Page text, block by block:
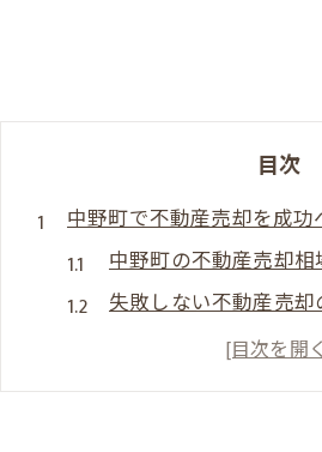
目次
中野町で不動産売却を成
中野町の不動産売却
失敗しない不動産売
不動産売却で高値を狙
不動産売却時の注意